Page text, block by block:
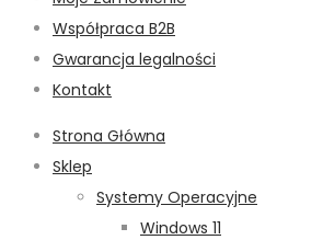
Współpraca B2B
Gwarancja legalności
Kontakt
Strona Główna
Sklep
Systemy Operacyjne
Windows 11